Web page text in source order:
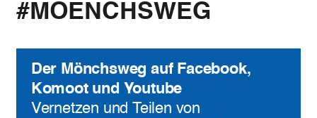
#MOENCHSWEG
Der Mönchsweg auf Facebook,
Komoot und Youtube
Vernetzen und Teilen von